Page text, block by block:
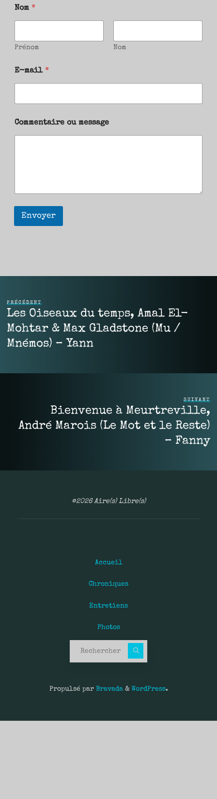
Nom *
Prénom Nom
E-mail *
Commentaire ou message
Envoyer
PRÉCÉDENT
Les Oiseaux du temps, Amal El-
Mohtar & Max Gladstone (Mu /
Mnémos) – Yann
SUIVANT
Bienvenue à Meurtreville,
André Marois (Le Mot et le Reste)
– Fanny
©2026 Aire(s) Libre(s)
Accueil
Chroniques
Entretiens
Photos
Propulsé parBravada& WordPress.